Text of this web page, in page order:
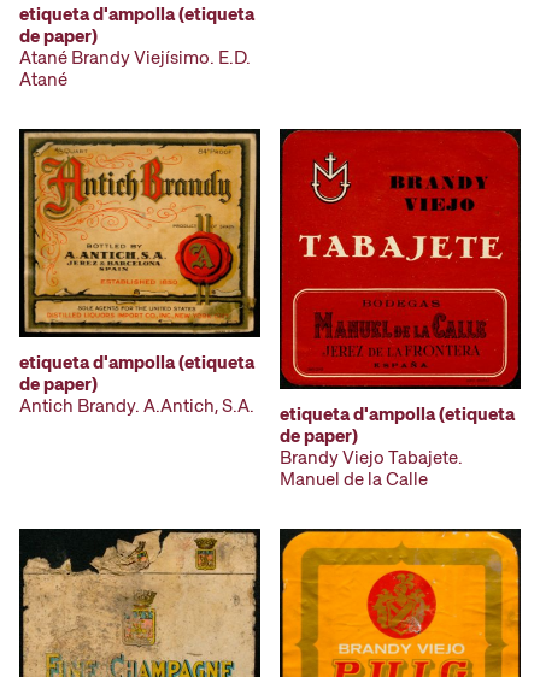
etiqueta d'ampolla (etiqueta
de paper)
Atané Brandy Viejísimo. E.D.
Atané
etiqueta d'ampolla (etiqueta
de paper)
Antich Brandy. A.Antich, S.A.
etiqueta d'ampolla (etiqueta
de paper)
Brandy Viejo Tabajete.
Manuel de la Calle